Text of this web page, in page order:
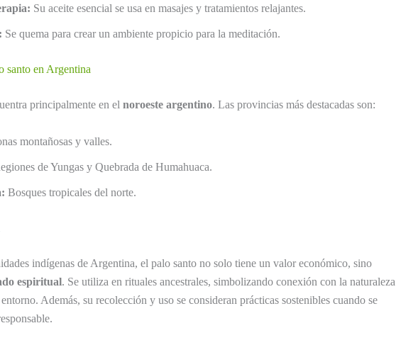
Su aceite esencial se usa en masajes y tratamientos relajantes.
Se quema para crear un ambiente propicio para la meditación.
santo en Argentina
principalmente en el noroeste argentino. Las provincias más destacadas son:
montañosas y valles.
de Yungas y Quebrada de Humahuaca.
Bosques tropicales del norte.
indígenas de Argentina, el palo santo no solo tiene un valor económico, sino
espiritual. Se utiliza en rituales ancestrales, simbolizando conexión con la naturaleza
Además, su recolección y uso se consideran prácticas sostenibles cuando se